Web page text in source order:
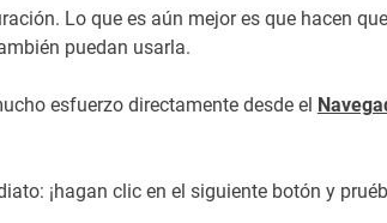
Lo que es aún mejor es que hacen
puedan usarla.
esfuerzo directamente desde el
¡hagan clic en el siguiente botón y